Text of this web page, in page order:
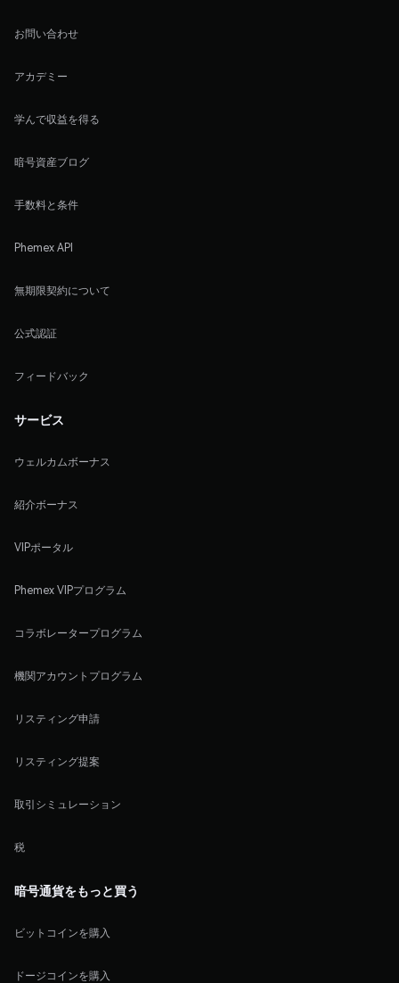
お問い合わせ
アカデミー
学んで収益を得る
暗号資産ブログ
手数料と条件
Phemex API
無期限契約について
公式認証
フィードバック
サービス
ウェルカムボーナス
紹介ボーナス
VIPポータル
Phemex VIPプログラム
コラボレータープログラム
機関アカウントプログラム
リスティング申請
リスティング提案
取引シミュレーション
税
暗号通貨をもっと買う
ビットコインを購入
ドージコインを購入